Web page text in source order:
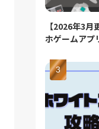
【2026年3
ホゲームアプ